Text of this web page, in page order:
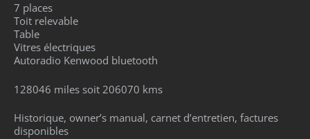
7 places
Toit relevable
Table
Vitres électriques
Autoradio Kenwood bluetooth
128046 miles soit 206070 kms
Historique, owner’s manual, carnet d’entretien, factures
disponibles